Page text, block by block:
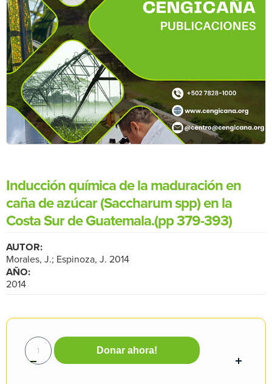
Inducción química de la maduración en
caña de azúcar (Saccharum spp) en la
Costa Sur de Guatemala.(pp 379-393)
AUTOR:
Morales, J.; Espinoza, J. 2014
AÑO:
2014
Donar ahora!